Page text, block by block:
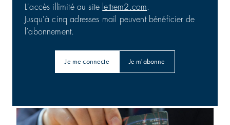
L'accès illimité au site lettrem2.com.
Jusqu'à cinq adresses mail peuvent bénéficier de
l’abonnement.
Je me connecte Je m'abonne
Barings : 56 800 m² en Australie